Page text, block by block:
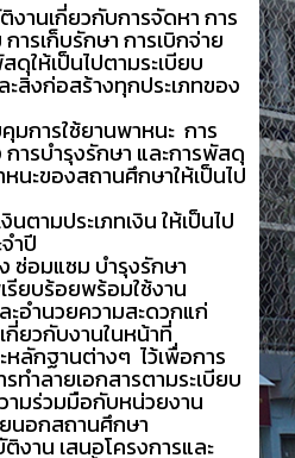
งานเกี่ยวกับการจัดหา การ
ารเก็บรักษา การเบิกจ่าย
ให้เป็นไปตามระเบียบ
สิ่งก่อสร้างทุกประเภทของ
มการใช้ยานพาหนะ การ
การบำรุงรักษา และการพัสดุ
นะของสถานศึกษาให้เป็นไป
ตามประเภทเงิน ให้เป็นไป
ำปี
ซ่อมแซม บำรุงรักษา
ยบร้อยพร้อมใช้งาน
ะอำนวยความสะดวกแก่
ยวกับงานในหน้าที่
หลักฐานต่างๆ ไว้เพื่อการ
ทำลายเอกสารตามระเบียบ
ามร่วมมือกับหน่วยงาน
นอกสถานศึกษา
าน เสนอโครงการและ